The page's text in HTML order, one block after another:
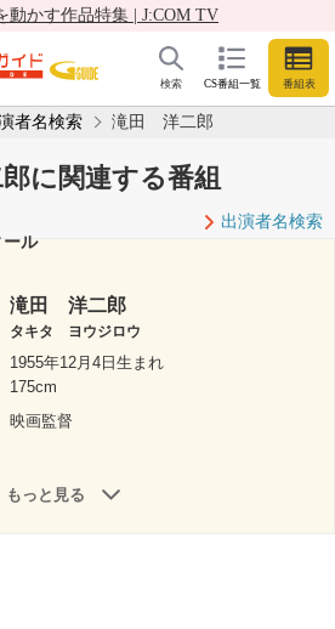
動かす作品特集 | J:COM TV
CS番組一覧 番組表
検索
者名検索 滝田 洋二郎
に関連する番組
出演者名検索
ル
滝田 洋二郎
タキタ ヨウジロウ
1955年12月4日生まれ
175cm
映画監督
もっと見る